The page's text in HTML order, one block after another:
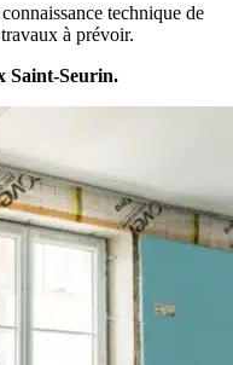
technique de
à prévoir.
Saint-Seurin.